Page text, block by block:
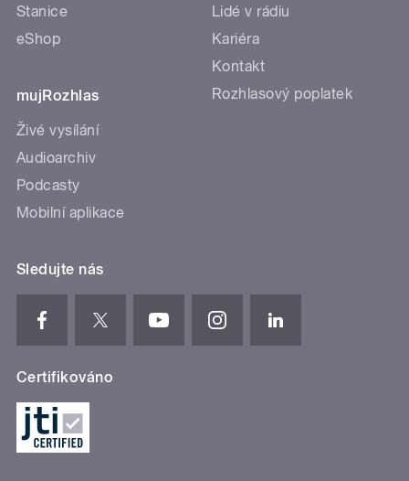
Stanice
eShop
mujRozhlas
Živé vysílání
Audioarchiv
Podcasty
Mobilní aplikace
Lidé v rádiu
Kariéra
Kontakt
Rozhlasový poplatek
Sledujte nás
Certifikováno